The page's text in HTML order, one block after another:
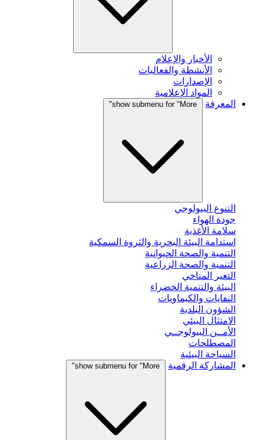
الأخبار والإعلام
الأنشطة والفعاليات
الإصدارات
المواد الإعلامية
المعرفة
show submenu for "More"
التنوع البيولوجي
جودة الهواء
سلامة الأغذية
استدامة البيئة البحرية والثروة السمكية
التنمية والصحة الحيوانية
التنمية والصحة الزراعية
التغير المناخي
البيئة والتنمية الخضراء
النفايات والكيماويات
الشؤون البلدية
الامتثال البيئي
الأمــن البيولوجــي
المصطلحات
السياحة البيئية
المشاركة الرقمية
show submenu for "More"